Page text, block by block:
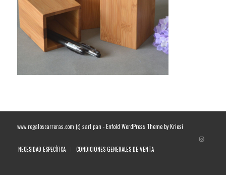
www.regaloscarreras.com (c) sarl pan -Enfold WordPress Theme by Kriesi
NECESIDAD ESPECÍFICA CONDICIONES GENERALES DE VENTA